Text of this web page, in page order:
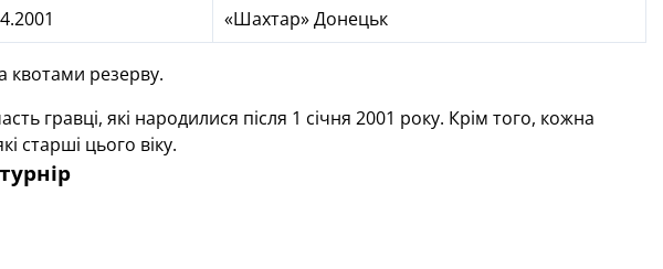
«Шахтар» Донецьк
квотами резерву.
гравці, які народилися після 1 січня 2001 року. Крім того, кожна
старші цього віку.